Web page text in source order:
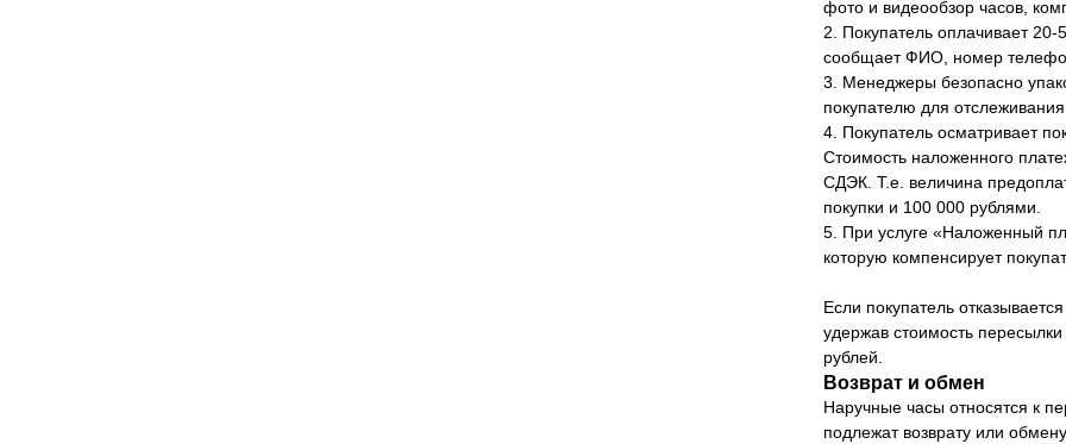
фото и видеообзор часов,
2. Покупатель оплачивает 20-
сообщает ФИО, номер
3. Менеджеры безопасно
покупателю для
4. Покупатель осматривает
Стоимость наложенного
СДЭК. Т.е. величина
покупки и 100 000 рублями.
5. При услуге «Наложенный
которую компенсирует
Если покупатель
удержав стоимость
рублей.
Возврат и обмен
Наручные часы относятся к
подлежат возврату или